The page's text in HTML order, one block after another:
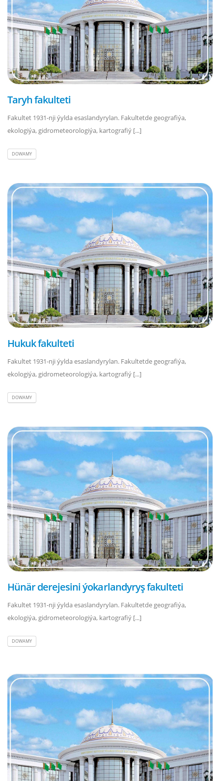
Taryh fakulteti
Fakultet 1931-nji ýylda esaslandyrylan. Fakultetde geografiýa,
ekologiýa, gidrometeorologiýa, kartografiý [...]
DOWAMY
Hukuk fakulteti
Fakultet 1931-nji ýylda esaslandyrylan. Fakultetde geografiýa,
ekologiýa, gidrometeorologiýa, kartografiý [...]
DOWAMY
Hünär derejesini ýokarlandyryş fakulteti
Fakultet 1931-nji ýylda esaslandyrylan. Fakultetde geografiýa,
ekologiýa, gidrometeorologiýa, kartografiý [...]
DOWAMY